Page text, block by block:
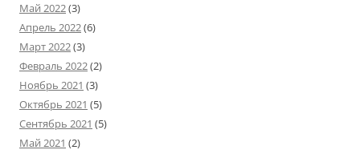
Май 2022(3)
Апрель 2022(6)
Март 2022(3)
Февраль 2022(2)
Ноябрь 2021 (3)
Октябрь 2021 (5)
Сентябрь 2021 (5)
Май 2021 (2)